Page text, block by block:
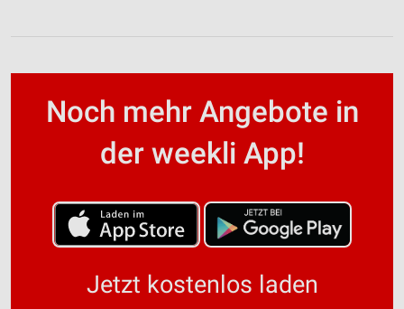
Noch mehr Angebote in
der weekli App!
Jetzt kostenlos laden